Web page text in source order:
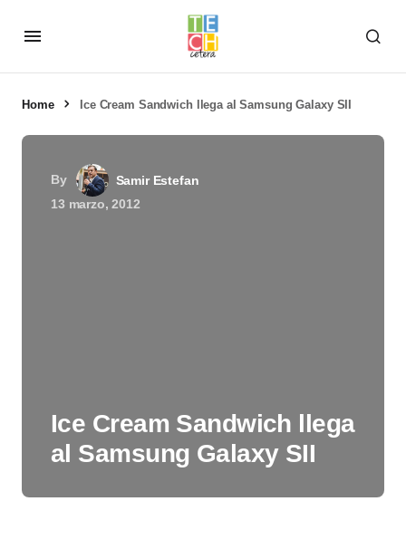
Home Ice Cream Sandwich llega al Samsung Galaxy SII
By
Samir Estefan
13 marzo, 2012
Ice Cream Sandwich llega
al Samsung Galaxy SII